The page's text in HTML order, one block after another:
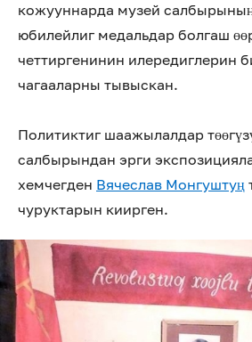
кожууннарда музей
юбилейлиг медальдар болгаш
четтиргенинин илередиглерин
чагааларны тывыскан.
Политиктиг шаажылалдар
салбырындан эрги
хемчегден Вячеслав Монгуштуң
чуруктарын киирген.